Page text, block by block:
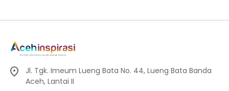
Jl. Tgk. Imeum Lueng Bata No. 44, Lueng Bata Banda
Aceh, Lantai II